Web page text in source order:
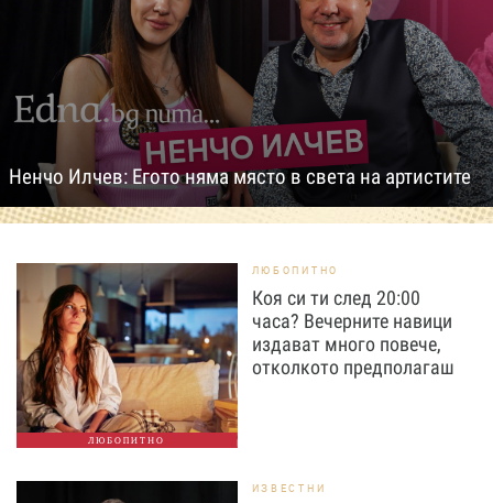
Ненчо Илчев: Егото няма място в света на артистите
ЛЮБОПИТНО
ЛЮБОПИТНО
Коя си ти след 20:00
часа? Вечерните навици
издават много повече,
отколкото предполагаш
ИЗВЕСТНИ